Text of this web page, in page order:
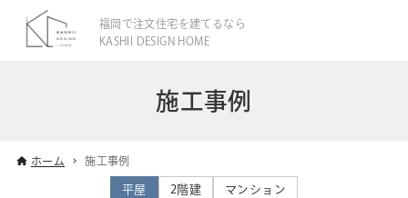
福岡で注文住宅を建てるなら
KASHII DESIGN HOME
施工事例
ホーム 施工事例
平屋 2階建 マンション